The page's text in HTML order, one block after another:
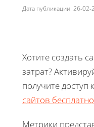
Дата публикации: 26-
Хотите создать
затрат?
получите доступ
сайтов бесплатно
Метрики